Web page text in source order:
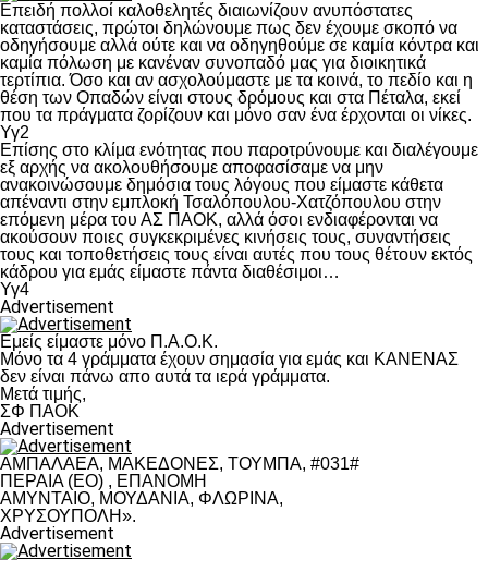
Επειδή πολλοί καλοθελητές διαιωνίζουν ανυπόστατες
καταστάσεις, πρώτοι δηλώνουμε πως δεν έχουμε σκοπό να
οδηγήσουμε αλλά ούτε και να οδηγηθούμε σε καμία κόντρα και
καμία πόλωση με κανέναν συνοπαδό μας για διοικητικά
τερτίπια. Όσο και αν ασχολούμαστε με τα κοινά, το πεδίο και η
θέση των Οπαδών είναι στους δρόμους και στα Πέταλα, εκεί
που τα πράγματα ζορίζουν και μόνο σαν ένα έρχονται οι νίκες.
Υγ2
Επίσης στο κλίμα ενότητας που παροτρύνουμε και διαλέγουμε
εξ αρχής να ακολουθήσουμε αποφασίσαμε να μην
ανακοινώσουμε δημόσια τους λόγους που είμαστε κάθετα
απέναντι στην εμπλοκή Τσαλόπουλου-Χατζόπουλου στην
επόμενη μέρα του ΑΣ ΠΑΟΚ, αλλά όσοι ενδιαφέρονται να
ακούσουν ποιες συγκεκριμένες κινήσεις τους, συναντήσεις
τους και τοποθετήσεις τους είναι αυτές που τους θέτουν εκτός
κάδρου για εμάς είμαστε πάντα διαθέσιμοι…
Υγ4
Advertisement
Εμείς είμαστε μόνο Π.Α.Ο.Κ.
Μόνο τα 4 γράμματα έχουν σημασία για εμάς και ΚΑΝΕΝΑΣ
δεν είναι πάνω απο αυτά τα ιερά γράμματα.
Μετά τιμής,
ΣΦ ΠΑΟΚ
Advertisement
ΑΜΠΑΛΑΕΑ, ΜΑΚΕΔΟΝΕΣ, ΤΟΥΜΠΑ, #031#
ΠΕΡΑΙΑ (ΕΟ) , ΕΠΑΝΟΜΗ
ΑΜΥΝΤΑΙΟ, ΜΟΥΔΑΝΙΑ, ΦΛΩΡΙΝΑ,
ΧΡΥΣΟΥΠΟΛΗ».
Advertisement